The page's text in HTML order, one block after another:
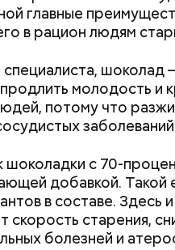
главные
в рацион людям
шоколад
молодость и
потому что
с 70-
добавкой. Такой
в составе.
скорость старения,
болезней и
Алексей
где используют
мать и сын погибли при
падении из окна в